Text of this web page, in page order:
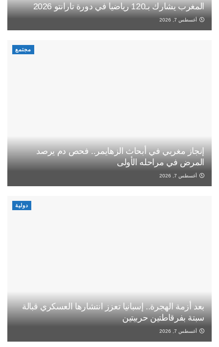
المغرب يشارك بـ120 رياضيا في دورة تارانتو 2026
أغسطس 7, 2026
مجتمع
إنجاز مغربي في أبحاث الزهايمر.. فحص دم يرصد
المرض في مراحله الأولى
أغسطس 7, 2026
دولية
بعد أزمة الهجرة.. إسبانيا تعزز انتشارها العسكري قبالة
سبتة بفرقاطتين حربيتين
أغسطس 7, 2026